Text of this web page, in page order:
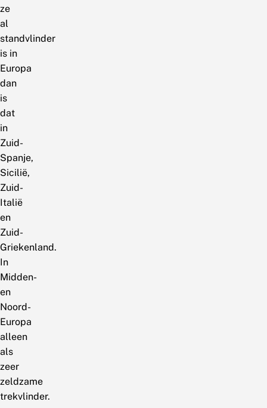
ze
al
standvlinder
is in
Europa
dan
is
dat
in
Zuid-
Spanje,
Sicilië,
Zuid-
Italië
en
Zuid-
Griekenland.
In
Midden-
en
Noord-
Europa
alleen
als
zeer
zeldzame
trekvlinder.